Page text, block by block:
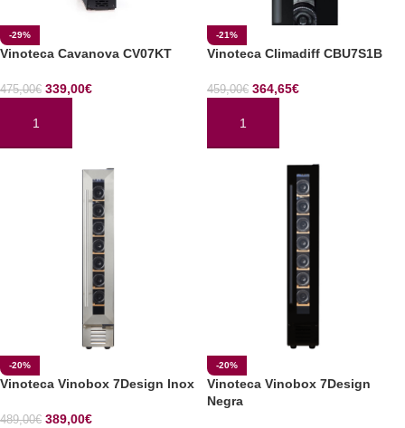
-29%
Vinoteca Cavanova CV07KT
475,00€ 339,00€
AÑADIR AL CARRITO
-21%
Vinoteca Climadiff CBU7S1B
459,00€ 364,65€
AÑADIR AL CARRITO
-20%
Vinoteca Vinobox 7Design Inox
489,00€ 389,00€
-20%
Vinoteca Vinobox 7Design
Negra